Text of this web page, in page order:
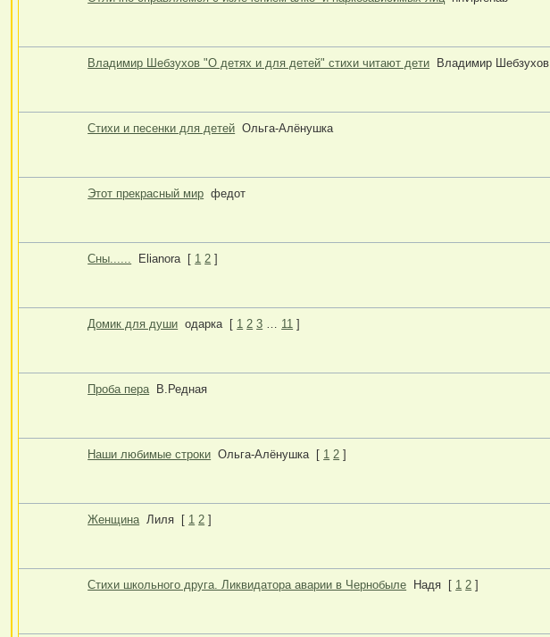
Владимир Шебзухов "О детях и для детей" стихи читают дети
Владимир Шебзухов
Стихи и песенки для детей Ольга-Алёнушка
Этот прекрасный мир федот
Сны...... Elianora [ 1 2 ]
Домик для души одарка [ 1 2 3 11 ]
Проба пера
В.Редная
Наши любимые строки Ольга-Алёнушка [ 1 2 ]
Женщина Лиля [ 1 2 ]
Стихи школьного друга. Ликвидатора аварии в Чернобыле Надя [ 1 2 ]